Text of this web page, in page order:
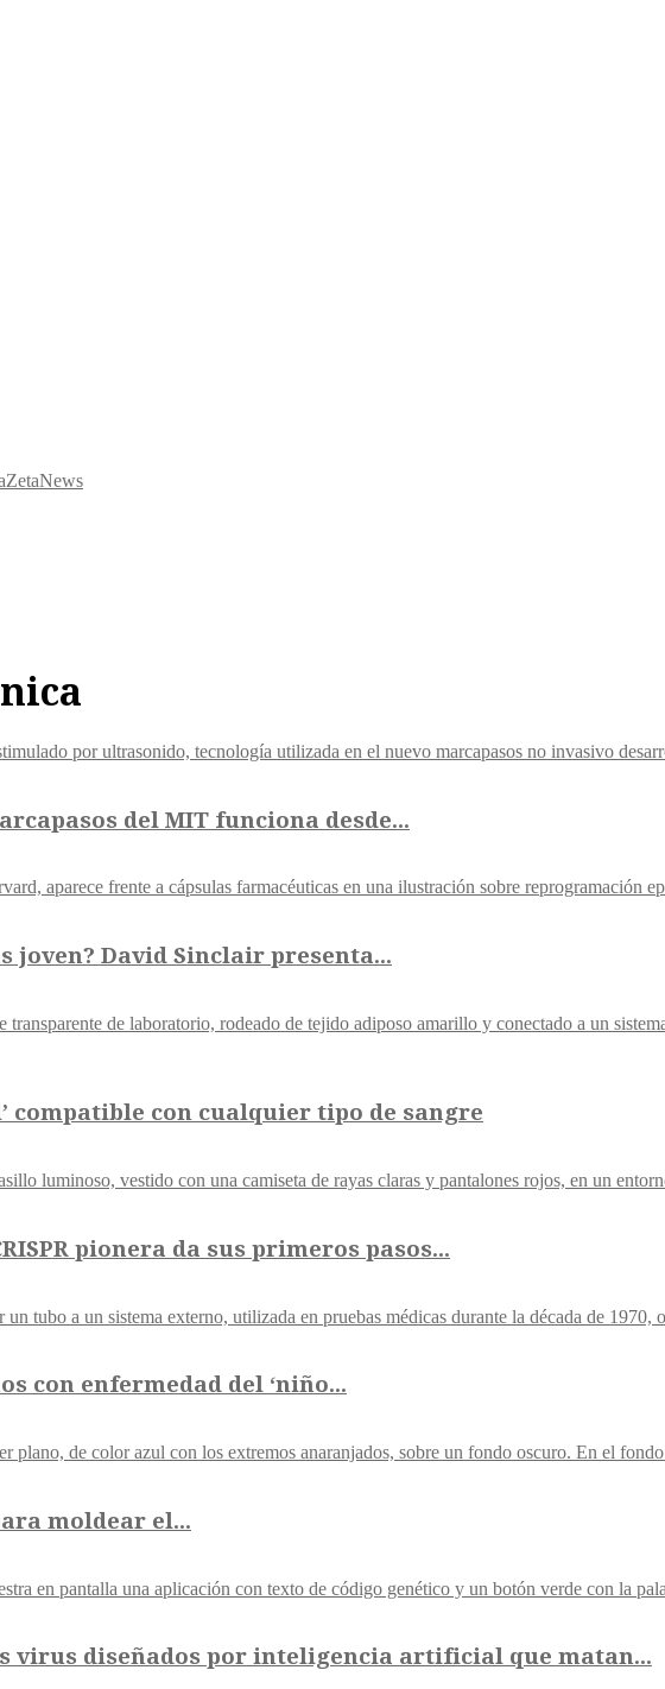
del MIT funciona desde...
joven? David Sinclair presenta...
compatible con cualquier tipo de sangre
pionera da sus primeros pasos...
con enfermedad del ‘niño...
moldear el...
virus diseñados por inteligencia artificial que matan...